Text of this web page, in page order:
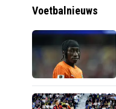
Voetbalnieuws